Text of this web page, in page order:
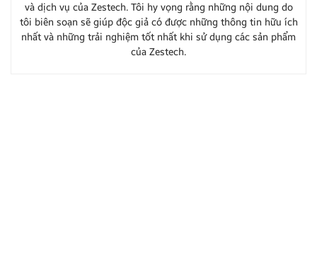
và dịch vụ của Zestech. Tôi hy vọng rằng những nội dung do
tôi biên soạn sẽ giúp độc giả có được những thông tin hữu ích
nhất và những trải nghiệm tốt nhất khi sử dụng các sản phẩm
của Zestech.